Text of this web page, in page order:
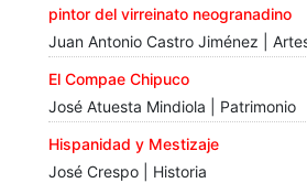
pintor del virreinato neogranadino
Juan Antonio Castro Jiménez |
El Compae Chipuco
José Atuesta Mindiola | Patrimonio
Hispanidad y Mestizaje
José Crespo | Historia